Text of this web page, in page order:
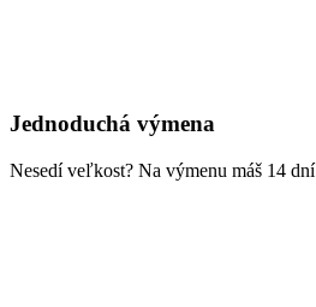
Jednoduchá výmena
Nesedí veľkost? Na výmenu máš 14 dní